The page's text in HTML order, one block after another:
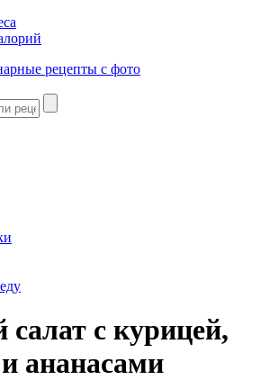
рецепты с фото
с курицей,
ананасами